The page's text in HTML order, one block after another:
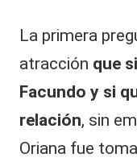
La primera
atracción que
Facundo y si
relación, sin
Oriana fue